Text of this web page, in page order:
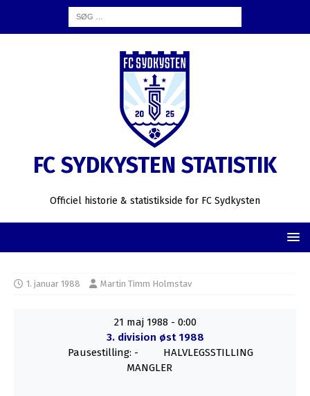
FC SYDKYSTEN STATISTIK
Officiel historie & statistikside for FC Sydkysten
1. januar 1988 Martin Timm Holmstav
21 maj 1988 - 0:00
3. division øst 1988
Pausestilling: -
HALVLEGSSTILLING
MANGLER